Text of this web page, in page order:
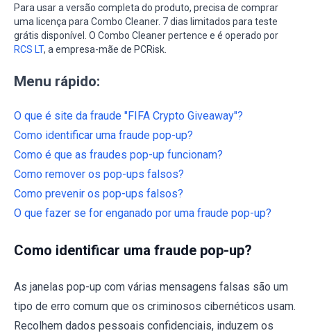
Para usar a versão completa do produto, precisa de comprar
uma licença para Combo Cleaner. 7 dias limitados para teste
grátis disponível. O Combo Cleaner pertence e é operado por
RCS LT, a empresa-mãe de PCRisk.
Menu rápido:
O que é site da fraude "FIFA Crypto Giveaway"?
Como identificar uma fraude pop-up?
Como é que as fraudes pop-up funcionam?
Como remover os pop-ups falsos?
Como prevenir os pop-ups falsos?
O que fazer se for enganado por uma fraude pop-up?
Como identificar uma fraude pop-up?
As janelas pop-up com várias mensagens falsas são um
tipo de erro comum que os criminosos cibernéticos usam.
Recolhem dados pessoais confidenciais, induzem os